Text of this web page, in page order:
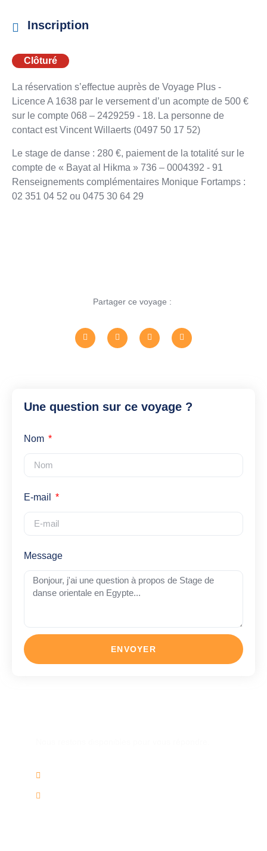
Inscription
Clôturé
La réservation s’effectue auprès de Voyage Plus -
Licence A 1638 par le versement d’un acompte de 500 €
sur le compte 068 – 2429259 - 18. La personne de
contact est Vincent Willaerts (0497 50 17 52)
Le stage de danse : 280 €, paiement de la totalité sur le
compte de « Bayat al Hikma » 736 – 0004392 - 91
Renseignements complémentaires Monique Fortamps :
02 351 04 52 ou 0475 30 64 29
Partager ce voyage :
Une question sur ce voyage ?
Nom
E-mail
Message
ENVOYER